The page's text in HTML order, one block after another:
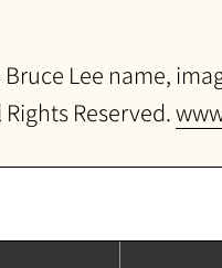
Lee name,
Reserved.